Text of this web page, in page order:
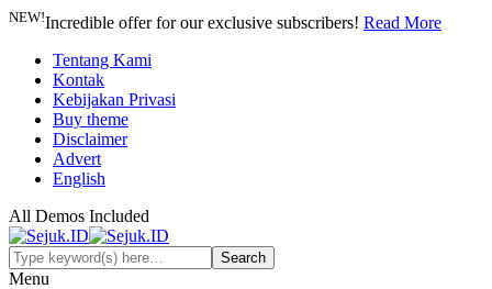
NEW!Incredible offer for our exclusive subscribers! Read More
Tentang Kami
Kontak
Kebijakan Privasi
Buy theme
Disclaimer
Advert
English
All Demos Included
Menu